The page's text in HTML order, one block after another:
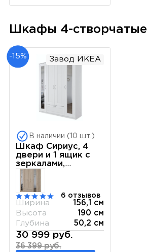
Шкафы 4-створчатые
-15% Завод ИКЕА
В наличии (10 шт.)
Шкаф Сириус, 4
двери и 1 ящик с
зеркалами,
156х50х190 см,
6 отзывов
Ширина
156,1 см
Высота
190 см
Глубина
50,2 см
30 999 руб.
36 399 руб.